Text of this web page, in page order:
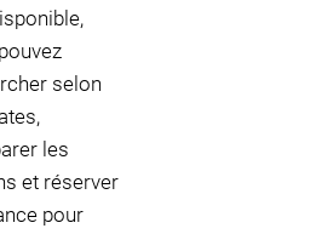
selon
les
et réserver
pour